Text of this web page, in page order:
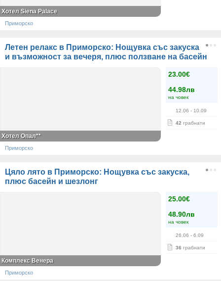
Хотел Siena Palace
Приморско
Летен релакс в Приморско: Нощувка със закуска
и възможност за вечеря, плюс ползване на басейн
23.00€
44.98лв
на човек
12.06 - 10.09
42 грабнати
Хотел Опал**
Приморско
Цяло лято в Приморско: Нощувка със закуска,
плюс басейн и шезлонг
25.00€
48.90лв
на човек
26.06 - 6.09
36 грабнати
Комплекс Венера
Приморско